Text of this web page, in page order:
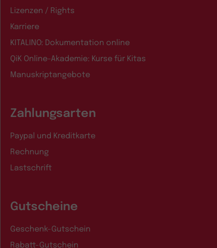
Lizenzen / Rights
Karriere
KITALINO: Dokumentation online
QiK Online-Akademie: Kurse für Kitas
Manuskriptangebote
Zahlungsarten
Paypal und Kreditkarte
Rechnung
Lastschrift
Gutscheine
Geschenk-Gutschein
Rabatt-Gutschein